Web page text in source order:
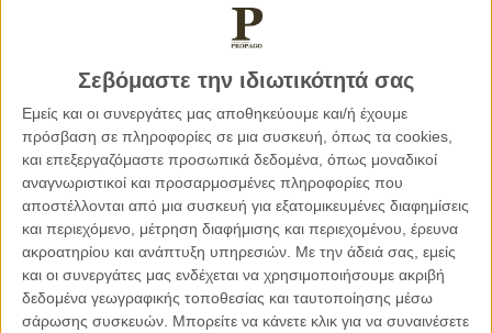
Σεβόμαστε την ιδιωτικότητά σας
Εμείς και οι συνεργάτες μας αποθηκεύουμε και/ή έχουμε
πρόσβαση σε πληροφορίες σε μια συσκευή, όπως τα cookies,
και επεξεργαζόμαστε προσωπικά δεδομένα, όπως μοναδικοί
αναγνωριστικοί και προσαρμοσμένες πληροφορίες που
αποστέλλονται από μια συσκευή για εξατομικευμένες διαφημίσεις
και περιεχόμενο, μέτρηση διαφήμισης και περιεχομένου, έρευνα
ακροατηρίου και ανάπτυξη υπηρεσιών. Με την άδειά σας, εμείς
και οι συνεργάτες μας ενδέχεται να χρησιμοποιήσουμε ακριβή
δεδομένα γεωγραφικής τοποθεσίας και ταυτοποίησης μέσω
σάρωσης συσκευών. Μπορείτε να κάνετε κλικ για να συναινέσετε
Κέλλυ Καμπάκη
γράφει για την “ισόβια καταδίκη
της”
Γιάννης Πανούσης
Οι μόνοι αθώοι